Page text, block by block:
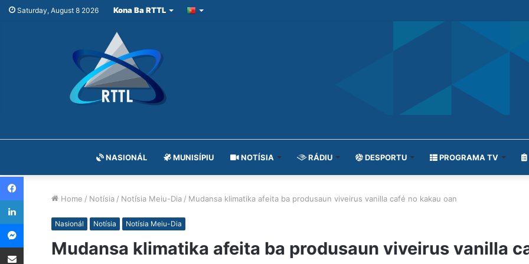
Saturday, August 8 2026 Kona Ba RTTL
NASIONÁL MUNISÍPIU NOTÍSIA RÁDIU DESPORTU PROGRAMA TV
Home / Notísia / Notísia Meiu-Dia / Mudansa klimatika afeita ba produsaun viveirus vanilla café no kakau oan
Nasionál Notísia Notísia Meiu-Dia
Mudansa klimatika afeita ba produsaun viveirus vanilla
Facebook
LinkedIn
Messenger